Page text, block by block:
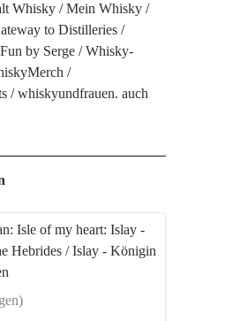
Whisky
Mein Whisky
to Distilleries
by Serge
Whisky-
whiskyundfrauen. auch
Isle of my heart: Islay -
Hebrides / Islay - Königin